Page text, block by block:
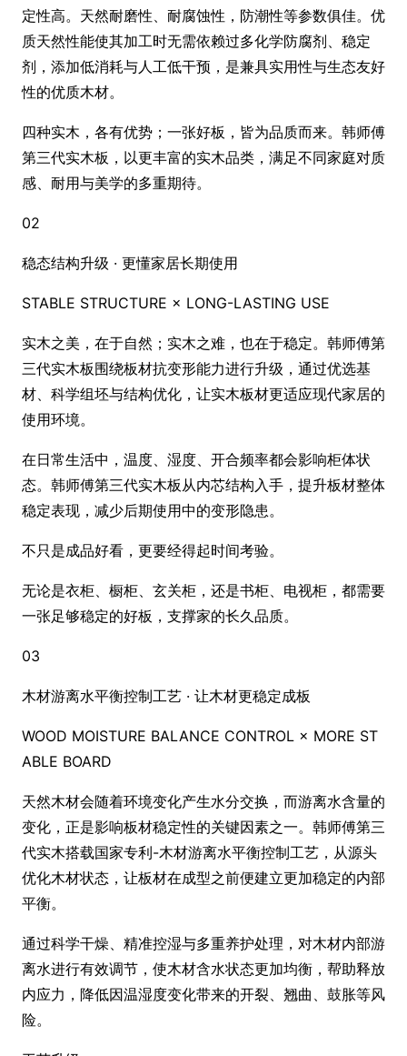
定性高。天然耐磨性、耐腐蚀性，防潮性等参数俱佳。优
质天然性能使其加工时无需依赖过多化学防腐剂、稳定
剂，添加低消耗与人工低干预，是兼具实用性与生态友好
性的优质木材。
四种实木，各有优势；一张好板，皆为品质而来。韩师傅
第三代实木板，以更丰富的实木品类，满足不同家庭对质
感、耐用与美学的多重期待。
02
稳态结构升级 · 更懂家居长期使用
STABLE STRUCTURE × LONG-LASTING USE
实木之美，在于自然；实木之难，也在于稳定。韩师傅第
三代实木板围绕板材抗变形能力进行升级，通过优选基
材、科学组坯与结构优化，让实木板材更适应现代家居的
使用环境。
在日常生活中，温度、湿度、开合频率都会影响柜体状
态。韩师傅第三代实木板从内芯结构入手，提升板材整体
稳定表现，减少后期使用中的变形隐患。
不只是成品好看，更要经得起时间考验。
无论是衣柜、橱柜、玄关柜，还是书柜、电视柜，都需要
一张足够稳定的好板，支撑家的长久品质。
03
木材游离水平衡控制工艺 · 让木材更稳定成板
WOOD MOISTURE BALANCE CONTROL × MORE ST
ABLE BOARD
天然木材会随着环境变化产生水分交换，而游离水含量的
变化，正是影响板材稳定性的关键因素之一。韩师傅第三
代实木搭载国家专利-木材游离水平衡控制工艺，从源头
优化木材状态，让板材在成型之前便建立更加稳定的内部
平衡。
通过科学干燥、精准控湿与多重养护处理，对木材内部游
离水进行有效调节，使木材含水状态更加均衡，帮助释放
内应力，降低因温湿度变化带来的开裂、翘曲、鼓胀等风
险。